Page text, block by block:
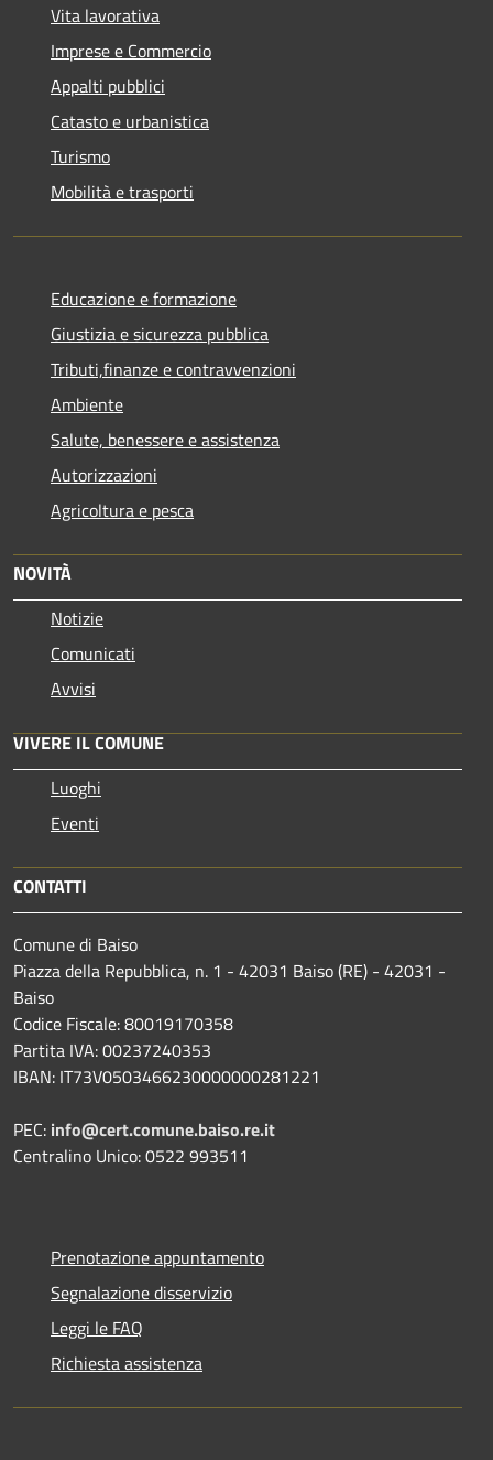
Vita lavorativa
Imprese e Commercio
Appalti pubblici
Catasto e urbanistica
Turismo
Mobilità e trasporti
Educazione e formazione
Giustizia e sicurezza pubblica
Tributi,finanze e contravvenzioni
Ambiente
Salute, benessere e assistenza
Autorizzazioni
Agricoltura e pesca
NOVITÀ
Notizie
Comunicati
Avvisi
VIVERE IL COMUNE
Luoghi
Eventi
CONTATTI
Comune di Baiso
Piazza della Repubblica, n. 1 - 42031 Baiso (RE) - 42031 -
Baiso
Codice Fiscale: 80019170358
Partita IVA: 00237240353
IBAN: IT73V0503466230000000281221
PEC: info@cert.comune.baiso.re.it
Centralino Unico: 0522 993511
Prenotazione appuntamento
Segnalazione disservizio
Leggi le FAQ
Richiesta assistenza